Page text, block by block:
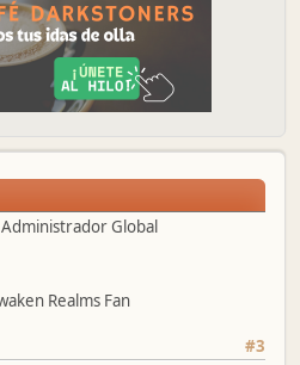
Administrador Global
#3